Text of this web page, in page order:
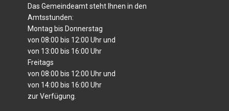
Das Gemeindeamt steht Ihnen in den
Amtsstunden:
Montag bis Donnerstag
von 08:00 bis 12:00 Uhr und
von 13:00 bis 16:00 Uhr
Freitags
von 08:00 bis 12:00 Uhr und
von 14:00 bis 16:00 Uhr
zur Verfügung.